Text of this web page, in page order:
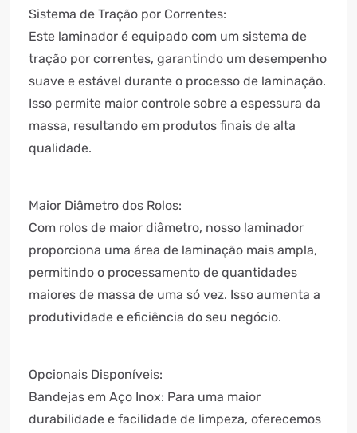
Sistema de Tração por Correntes:
Este laminador é equipado com um sistema de
tração por correntes, garantindo um desempenho
suave e estável durante o processo de laminação.
Isso permite maior controle sobre a espessura da
massa, resultando em produtos finais de alta
qualidade.
Maior Diâmetro dos Rolos:
Com rolos de maior diâmetro, nosso laminador
proporciona uma área de laminação mais ampla,
permitindo o processamento de quantidades
maiores de massa de uma só vez. Isso aumenta a
produtividade e eficiência do seu negócio.
Opcionais Disponíveis:
Bandejas em Aço Inox: Para uma maior
durabilidade e facilidade de limpeza, oferecemos